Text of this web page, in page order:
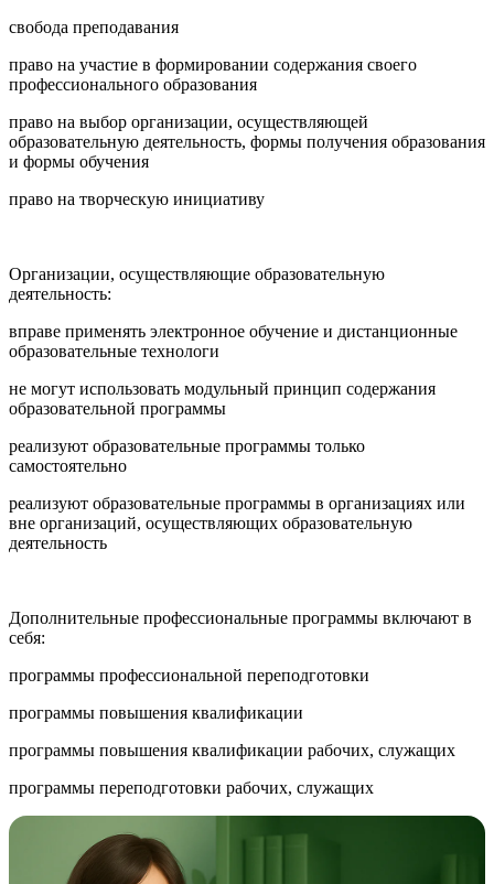
свобода преподавания
право на участие в формировании содержания своего
профессионального образования
право на выбор организации, осуществляющей
образовательную деятельность, формы получения образования
и формы обучения
право на творческую инициативу
Организации, осуществляющие образовательную
деятельность:
вправе применять электронное обучение и дистанционные
образовательные технологи
не могут использовать модульный принцип содержания
образовательной программы
реализуют образовательные программы только
самостоятельно
реализуют образовательные программы в организациях или
вне организаций, осуществляющих образовательную
деятельность
Дополнительные профессиональные программы включают в
себя:
программы профессиональной переподготовки
программы повышения квалификации
программы повышения квалификации рабочих, служащих
программы переподготовки рабочих, служащих